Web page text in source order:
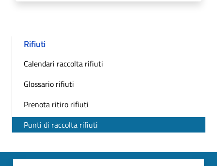
Rifiuti
Calendari raccolta rifiuti
Glossario rifiuti
Prenota ritiro rifiuti
Punti di raccolta rifiuti